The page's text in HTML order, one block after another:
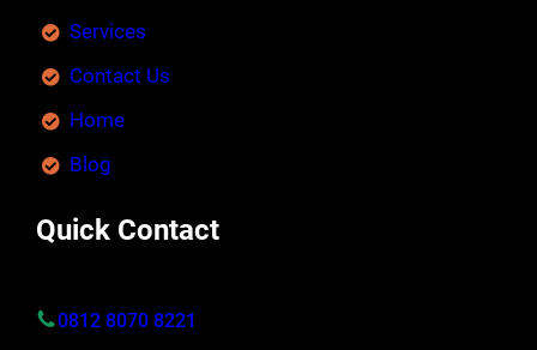
Services
Contact Us
Home
Blog
Quick Contact
0812 8070 8221